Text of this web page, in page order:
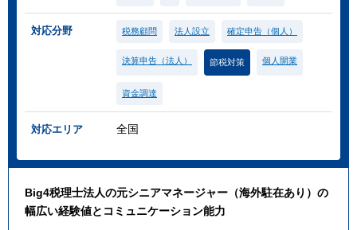
対応分野 税務顧問 法人設立 確定申告（個人）
決算申告（法人） 節税対策 個人開業
資金調達
対応エリア 全国
Big4税理士法人の元シニアマネージャー（海外駐在あり）の
幅広い経験値とコミュニケーション能力